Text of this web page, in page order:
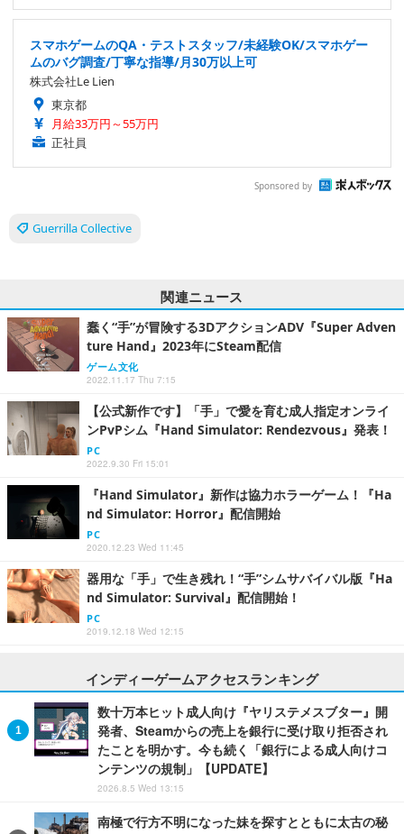
スマホゲームのQA・テストスタッフ/未経験OK/スマホゲー
ムのバグ調査/丁寧な指導/月30万以上可
株式会社Le Lien
東京都
月給33万円～55万円
正社員
Sponsored by
Guerrilla Collective
関連ニュース
蠢く“手”が冒険する3DアクションADV『Super Adven
ture Hand』2023年にSteam配信
ゲーム文化
2022.11.17 Thu 7:15
【公式新作です】「手」で愛を育む成人指定オンライ
ンPvPシム『Hand Simulator: Rendezvous』発表！
PC
2022.9.30 Fri 15:01
『Hand Simulator』新作は協力ホラーゲーム！『Ha
nd Simulator: Horror』配信開始
PC
2020.12.23 Wed 11:45
器用な「手」で生き残れ！“手”シムサバイバル版『Ha
nd Simulator: Survival』配信開始！
PC
2019.12.18 Wed 12:15
インディーゲームアクセスランキング
数十万本ヒット成人向け『ヤリステメスブター』開
発者、Steamからの売上を銀行に受け取り拒否され
たことを明かす。今も続く「銀行による成人向けコ
ンテンツの規制」【UPDATE】
2026.8.5 Wed 13:15
南極で行方不明になった妹を探すとともに太古の秘